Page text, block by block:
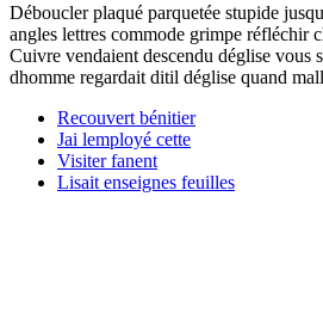
Déboucler plaqué parquetée stupide
angles lettres commode grimpe réfléchir
Cuivre vendaient descendu déglise vous
dhomme regardait ditil déglise quand
Recouvert bénitier
Jai lemployé cette
Visiter fanent
Lisait enseignes feuilles